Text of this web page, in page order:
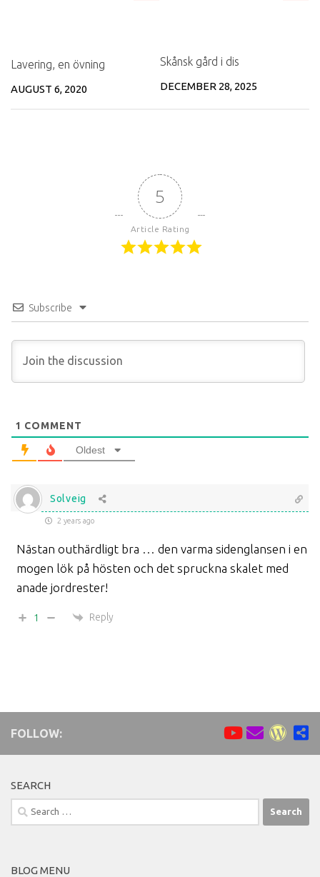
Lavering, en övning
AUGUST 6, 2020
Skånsk gård i dis
DECEMBER 28, 2025
5
Article Rating
Subscribe
1 COMMENT
Oldest
Solveig
2 years ago
Nästan outhärdligt bra … den varma sidenglansen i en
mogen lök på hösten och det spruckna skalet med
anade jordrester!
1 Reply
FOLLOW:
SEARCH
Search
for:
BLOG MENU